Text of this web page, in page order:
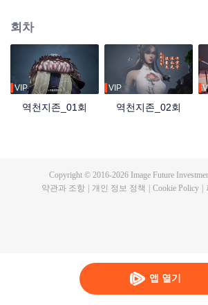
앱 열기
숨을 잃고, 만세윤회의 저주까지 받는다. 가족과 부하
며, 가장 아끼던 제자 영하천존마저 등을 돌린다. 이후
을 당하다가 마지막 생에서 담운으로 환생한다. 망월
혼례 당일 약혼녀의 불륜을 목격하고 죽음 직전까지
성한다. 홍몽신태를 얻은 그는 폐물에서 절대적인 천
옛 인연, 그리고 신계를 뒤흔든 배신의 진실까지…. 담
회차
VIP
역천지존_01회
VIP
역천지존_02회
Copyright © 2016-2026Image Future
약관과 조항
개인 정보 정책 Cookie Policy